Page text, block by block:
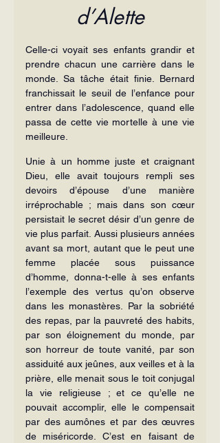
d’Alette
Celle-ci voyait ses enfants grandir et
prendre chacun une carrière dans le
monde. Sa tâche était finie. Bernard
franchissait le seuil de l’enfance pour
entrer dans l’adolescence, quand elle
passa de cette vie mortelle à une vie
meilleure.
Unie à un homme juste et craignant
Dieu, elle avait toujours rempli ses
devoirs d’épouse d’une manière
irréprochable ; mais dans son cœur
persistait le secret désir d’un genre de
vie plus parfait. Aussi plusieurs années
avant sa mort, autant que le peut une
femme placée sous puissance
d’homme, donna-t-elle à ses enfants
l’exemple des vertus qu’on observe
dans les monastères. Par la sobriété
des repas, par la pauvreté des habits,
par son éloignement du monde, par
son horreur de toute vanité, par son
assiduité aux jeûnes, aux veilles et à la
prière, elle menait sous le toit conjugal
la vie religieuse ; et ce qu’elle ne
pouvait accomplir, elle le compensait
par des aumônes et par des œuvres
de miséricorde. C’est en faisant de